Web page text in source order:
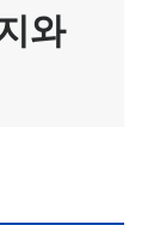
와